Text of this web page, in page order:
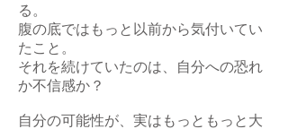
る。
腹の底ではもっと以前から気付いてい
たこと。
それを続けていたのは、自分への恐れ
か不信感か？
自分の可能性が、実はもっともっと大